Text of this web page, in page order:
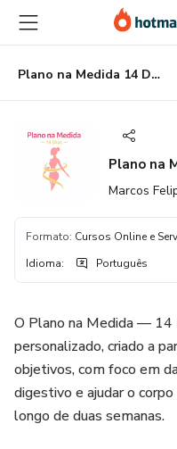
para
conteúdo
principal
para
pagamento
para
rodapé
Plano na Medida 14 Dias
Plano na
Marcos
Formato: Cursos Online e
Idioma: Português
O Plano na Medida — 14
personalizado, criado a
objetivos, com foco em
digestivo e ajudar o
longo de duas semanas.